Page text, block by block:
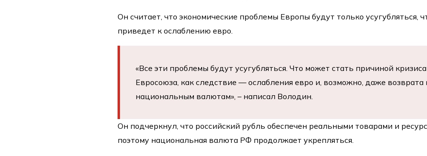
Он считает, что экономические проблемы Европы будут только усугубляться,
приведет к ослаблению евро.
«Все эти проблемы будут усугубляться. Что может стать причиной кризиса
Евросоюза, как следствие — ослабления евро и, возможно, даже возврата
национальным валютам», – написал Володин.
Он подчеркнул, что российский рубль обеспечен реальными товарами и
поэтому национальная валюта РФ продолжает укрепляться.